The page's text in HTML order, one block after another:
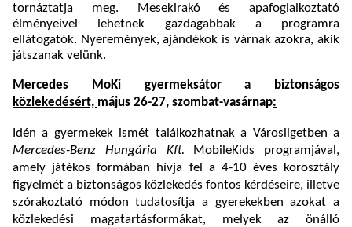
tornáztatja meg. Mesekirakó és apafoglalkoztató
élményeivel lehetnek gazdagabbak a programra
ellátogatók. Nyeremények, ajándékok is várnak azokra, akik
játszanak velünk.
Mercedes MoKi gyermeksátor a biztonságos
közlekedésért, május 26-27, szombat-vasárnap:
Idén a gyermekek ismét találkozhatnak a Városligetben a
Mercedes-Benz Hungária Kft. MobileKids programjával,
amely játékos formában hívja fel a 4-10 éves korosztály
figyelmét a biztonságos közlekedés fontos kérdéseire, illetve
szórakoztató módon tudatosítja a gyerekekben azokat a
közlekedési magatartásformákat, melyek az önálló